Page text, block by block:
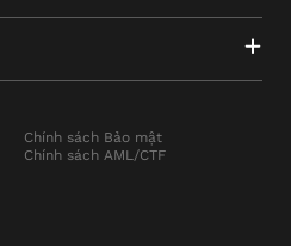
Chính sách Bảo mật
Chính sách AML/CTF